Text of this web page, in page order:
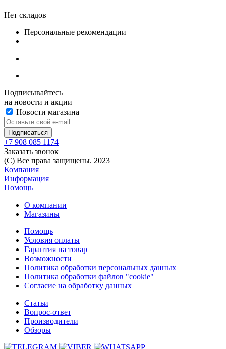
Нет складов
Персональные рекомендации
Подписывайтесь
на новости и акции
Новости магазина
+7 908 085 1174
Заказать звонок
(C) Все права защищены. 2023
Компания
Информация
Помощь
О компании
Магазины
Помощь
Условия оплаты
Гарантия на товар
Возможности
Политика обработки персональных данных
Политика обработки файлов "cookie"
Согласие на обработку данных
Статьи
Вопрос-ответ
Производители
Обзоры